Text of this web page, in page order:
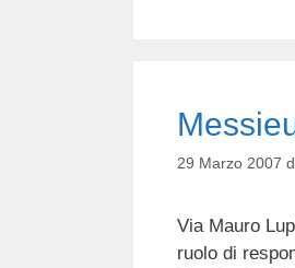
29 Marzo 2007
Via Mauro
ruolo di